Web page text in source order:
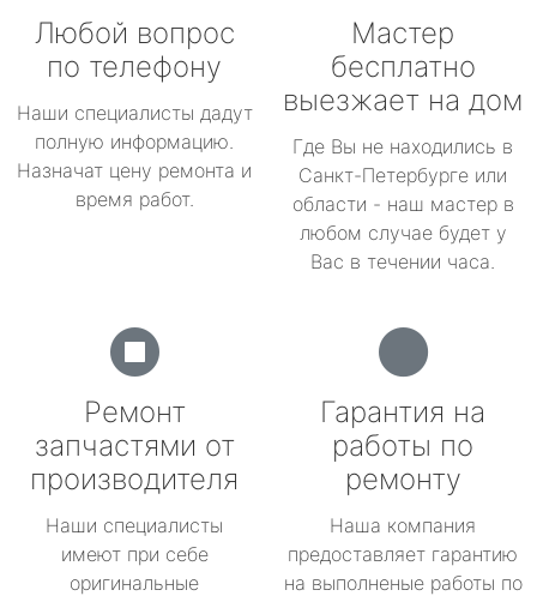
Любой вопрос
по телефону
Наши специалисты дадут
полную информацию.
Назначат цену ремонта и
время работ.
Мастер
бесплатно
выезжает на дом
Где Вы не находились в
Санкт-Петербурге или
области - наш мастер в
любом случае будет у
Вас в течении часа.
Ремонт
запчастями от
производителя
Наши специалисты
имеют при себе
оригинальные
Гарантия на
работы по
ремонту
Наша компания
предоставляет гарантию
на выполненые работы по